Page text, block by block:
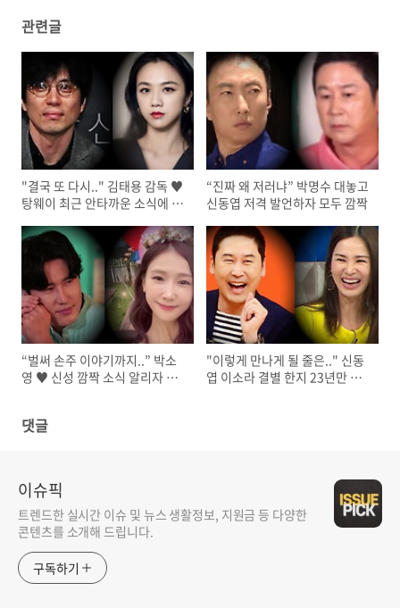
관련글
"결국 또 다시.." 김태용 감독 ♥
탕웨이 최근 안타까운 소식에 모
“진짜 왜 저러냐” 박명수 대놓고
신동엽 저격 발언하자 모두 깜짝
“벌써 손주 이야기까지..” 박소
영 ♥ 신성 깜짝 소식 알리자 모
"이렇게 만나게 될 줄은.." 신동
엽 이소라 결별 한지 23년만 깜
댓글
이슈픽
트렌드한 실시간 이슈 및 뉴스 생활정보, 지원금 등 다양한
콘텐츠를 소개해 드립니다.
구독하기